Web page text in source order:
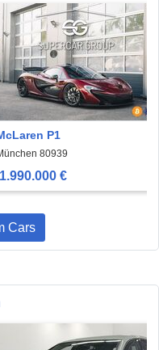
P1
80939
1.990.000 €
Cars